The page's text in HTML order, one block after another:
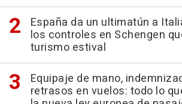
España da un ultimatún a
los controles en Schengen
turismo estival
Equipaje de mano,
retrasos en vuelos: todo lo